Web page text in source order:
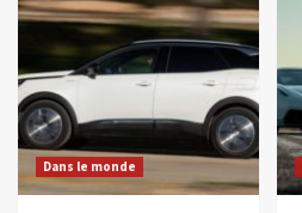
Dans le monde